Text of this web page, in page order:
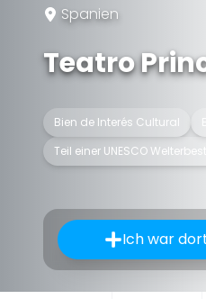
Spanien
Teatro
Bien de Interés Cultural
Teil einer UNESCO
Ich war